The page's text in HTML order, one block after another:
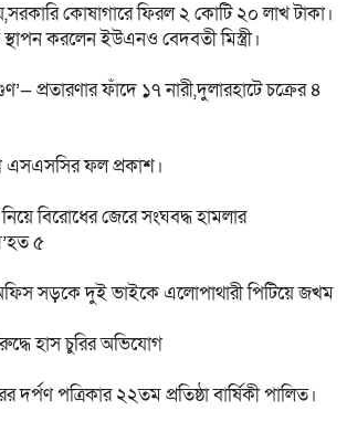
কোষাগারে ফিরল ২ কোটি ২০ লাখ টাকা।
করলেন ইউএনও বেদবতী মিস্ত্রী।
প্রতারণার ফাঁদে ১৭ নারী,দুলারহাটে চক্রের ৪
ফল প্রকাশ।
বিরোধের জেরে সংঘবদ্ধ হামলার
৫
সড়কে দুই ভাইকে এলোপাথারী পিটিয়ে জখম
হাস চুরির অভিযোগ
পত্রিকার ২২তম প্রতিষ্ঠা বার্ষিকী পালিত।